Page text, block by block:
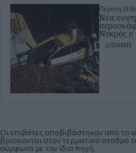
Πέμπτη 13
Νέα
Νεκρός ο
ΔΙΕΘΝΗ
Οι επιβάτες αποβιβάστηκαν από το
βρίσκονται στον τερματικό σταθμό
σύμφωνα με την ίδια πηγή.